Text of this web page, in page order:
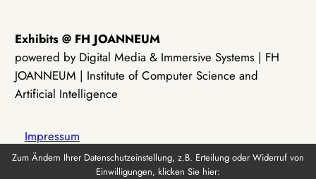
Exhibits @ FH JOANNEUM
powered by Digital Media & Immersive Systems | FH
JOANNEUM | Institute of Computer Science and
Artificial Intelligence
Impressum
Zum Ändern Ihrer Datenschutzeinstellung, z.B. Erteilung oder Widerruf von
Einwilligungen, klicken Sie hier: